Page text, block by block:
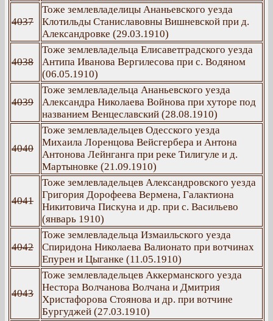
4037
Тоже землевладелицы Ананьевского уезда
Клотильды Станиславовны Вишневской при д.
Александровке (29.03.1910)
4038
Тоже землевладельца Елисаветградского уезда
Антипа Иванова Вергилесова при с. Водяном
(06.05.1910)
4039
Тоже землевладельца Ананьевского уезда
Александра Николаева Войнова при хуторе под
названием Венцеславский (28.08.1910)
4040
Тоже землевладельцев Одесского уезда
Михаила Лоренцова Вейсгербера и Антона
Антонова Лейнганга при реке Тилигуле и д.
Мартыновке (21.09.1910)
4041
Тоже землевладельцев Александровского уезда
Григория Дорофеева Вермена, Галактиона
Никитовича Пискуна и др. при с. Васильево
(январь 1910)
4042
Тоже землевладельца Измаильского уезда
Спиридона Николаева Валионато при вотчинах
Епурен и Цыганке (11.05.1910)
4043
Тоже землевладельцев Аккерманского уезда
Нестора Волчанова Волчана и Дмитрия
Христафорова Стоянова и др. при вотчине
Бургуджей (27.03.1910)